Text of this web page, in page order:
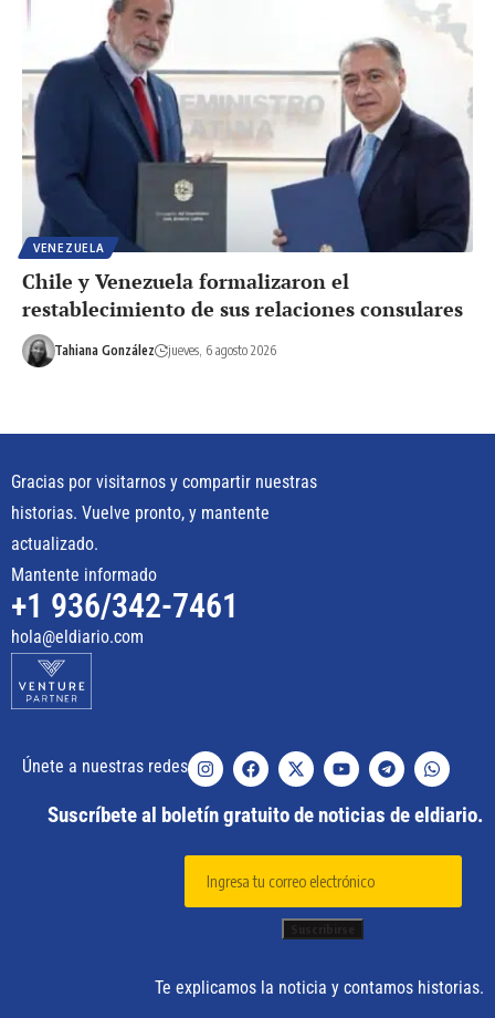
VENEZUELA
Chile y Venezuela formalizaron el
restablecimiento de sus relaciones consulares
Tahiana González jueves, 6 agosto 2026
Gracias por visitarnos y compartir nuestras
historias. Vuelve pronto, y mantente
actualizado.
Mantente informado
+1 936/342-7461
hola@eldiario.com
Únete a nuestras redes
Suscríbete al boletín gratuito de noticias de eldiario.
Te explicamos la noticia y contamos historias.